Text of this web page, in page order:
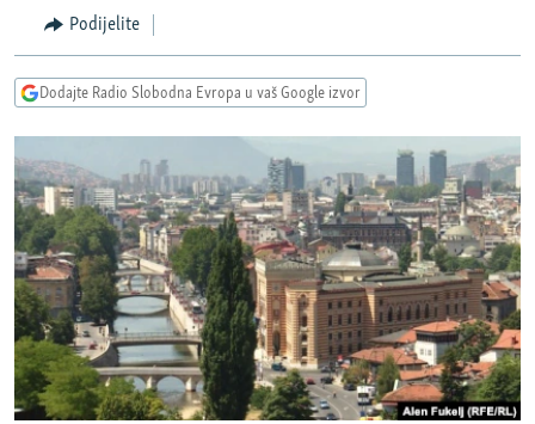
Pređite
pretragu
VIZUELNO
FOTOGALERIJE
PODCASTI
RAT U UKRAJINI
RSE PRIČE IZ SVIJETA
ISPRIČAJ MI
DNEVNO@RSE
SPECIJALI RSE
VIŠE OD NASLOVA
GENOCID U SREBRENICI
PRATITE NAS
Podijelite
Dodajte Radio Slobodna Evropa u vaš Google izvor